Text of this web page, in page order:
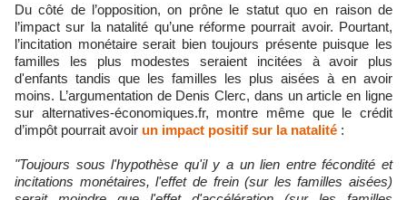
Du côté de l’opposition, on prône le statut quo en raison de
l’impact sur la natalité qu’une réforme pourrait avoir. Pourtant,
l’incitation monétaire serait bien toujours présente puisque les
familles les plus modestes seraient incitées à avoir plus
d'enfants tandis que les familles les plus aisées à en avoir
moins. L’argumentation de Denis Clerc, dans un article en ligne
sur alternatives-économiques.fr, montre même que le crédit
d’impôt pourrait avoir un impact positif sur la natalité :
"Toujours sous l'hypothèse qu'il y a un lien entre fécondité et
incitations monétaires, l'effet de frein (sur les familles aisées)